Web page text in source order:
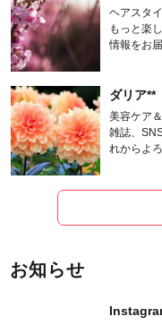
ヘアスタ
もっと楽
情報をお
ダリア**
美容ケア
雑誌、
れからよ
お知らせ